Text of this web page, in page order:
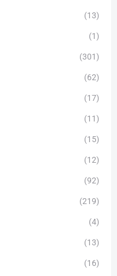
(13)
(1)
(301)
(62)
(17)
(11)
(15)
(12)
(92)
(219)
(4)
(13)
(16)